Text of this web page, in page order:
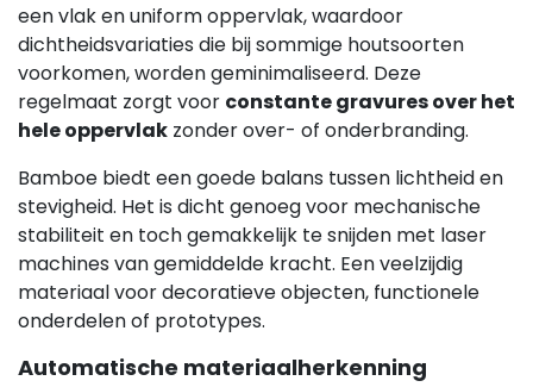
een vlak en uniform oppervlak, waardoor
dichtheidsvariaties die bij sommige houtsoorten
voorkomen, worden geminimaliseerd. Deze
regelmaat zorgt voor constante gravures over het
hele oppervlak zonder over- of onderbranding.
Bamboe biedt een goede balans tussen lichtheid en
stevigheid. Het is dicht genoeg voor mechanische
stabiliteit en toch gemakkelijk te snijden met laser
machines van gemiddelde kracht. Een veelzijdig
materiaal voor decoratieve objecten, functionele
onderdelen of prototypes.
Automatische materiaalherkenning